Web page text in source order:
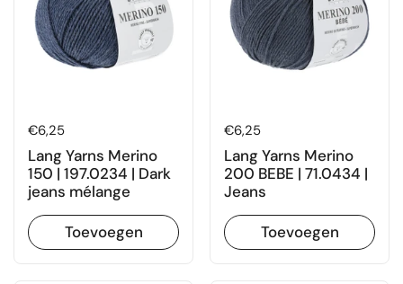
Prijs:
€6,25
Lang Yarns Merino
150 | 197.0234 | Dark
jeans mélange
Toevoegen
Prijs:
€6,25
Lang Yarns Merino
200 BEBE | 71.0434 |
Jeans
Toevoegen